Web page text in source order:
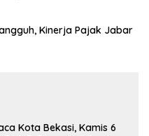
Kinerja Pajak Jabar
Kota Bekasi, Kamis 6